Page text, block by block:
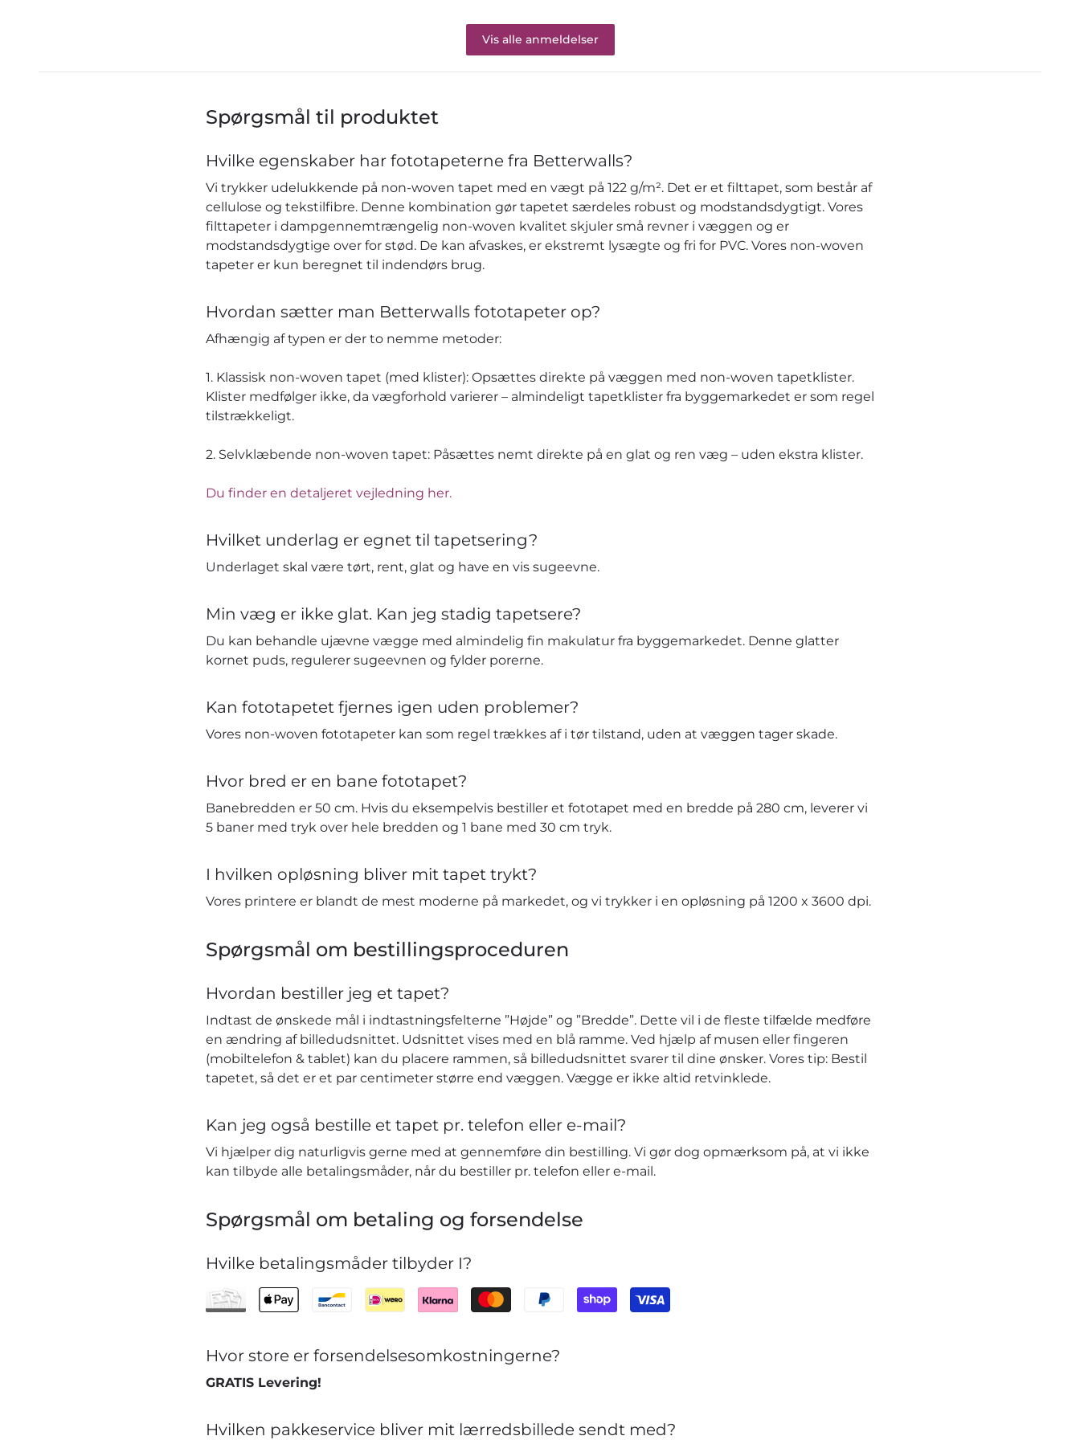
Vis alle anmeldelser
Spørgsmål til produktet
Hvilke egenskaber har fototapeterne fra Betterwalls?
Vi trykker udelukkende på non-woven tapet med en vægt på 122 g/m². Det er et filttapet, som består af
cellulose og tekstilfibre. Denne kombination gør tapetet særdeles robust og modstandsdygtigt. Vores
filttapeter i dampgennemtrængelig non-woven kvalitet skjuler små revner i væggen og er
modstandsdygtige over for stød. De kan afvaskes, er ekstremt lysægte og fri for PVC. Vores non-woven
tapeter er kun beregnet til indendørs brug.
Hvordan sætter man Betterwalls fototapeter op?
Afhængig af typen er der to nemme metoder:
1. Klassisk non-woven tapet (med klister): Opsættes direkte på væggen med non-woven tapetklister.
Klister medfølger ikke, da vægforhold varierer – almindeligt tapetklister fra byggemarkedet er som regel
tilstrækkeligt.
2. Selvklæbende non-woven tapet: Påsættes nemt direkte på en glat og ren væg – uden ekstra klister.
Du finder en detaljeret vejledning her.
Hvilket underlag er egnet til tapetsering?
Underlaget skal være tørt, rent, glat og have en vis sugeevne.
Min væg er ikke glat. Kan jeg stadig tapetsere?
Du kan behandle ujævne vægge med almindelig fin makulatur fra byggemarkedet. Denne glatter
kornet puds, regulerer sugeevnen og fylder porerne.
Kan fototapetet fjernes igen uden problemer?
Vores non-woven fototapeter kan som regel trækkes af i tør tilstand, uden at væggen tager skade.
Hvor bred er en bane fototapet?
Banebredden er 50 cm. Hvis du eksempelvis bestiller et fototapet med en bredde på 280 cm, leverer vi
5 baner med tryk over hele bredden og 1 bane med 30 cm tryk.
I hvilken opløsning bliver mit tapet trykt?
Vores printere er blandt de mest moderne på markedet, og vi trykker i en opløsning på 1200 x 3600 dpi.
Spørgsmål om bestillingsproceduren
Hvordan bestiller jeg et tapet?
Indtast de ønskede mål i indtastningsfelterne ”Højde” og ”Bredde”. Dette vil i de fleste tilfælde medføre
en ændring af billedudsnittet. Udsnittet vises med en blå ramme. Ved hjælp af musen eller fingeren
(mobiltelefon & tablet) kan du placere rammen, så billedudsnittet svarer til dine ønsker. Vores tip: Bestil
tapetet, så det er et par centimeter større end væggen. Vægge er ikke altid retvinklede.
Kan jeg også bestille et tapet pr. telefon eller e-mail?
Vi hjælper dig naturligvis gerne med at gennemføre din bestilling. Vi gør dog opmærksom på, at vi ikke
kan tilbyde alle betalingsmåder, når du bestiller pr. telefon eller e-mail.
Spørgsmål om betaling og forsendelse
Hvilke betalingsmåder tilbyder I?
Hvor store er forsendelsesomkostningerne?
GRATIS Levering!
Hvilken pakkeservice bliver mit lærredsbillede sendt med?